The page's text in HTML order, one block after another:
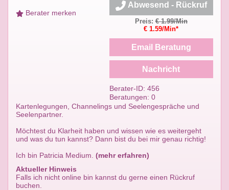
Berater merken
Kartenlegungen, Channelings und Seelengespräche und
Seelenpartner.
Möchtest du Klarheit haben und wissen wie es weitergeht
und was du tun kannst? Dann bist du bei mir genau richtig!
Ich bin Patricia Medium. (mehr erfahren)
Aktueller Hinweis
Falls ich nicht online bin kannst du gerne einen Rückruf
buchen.
Abwesend - Rückruf
Preis:€ 1.99/Min
€ 1.59/Min*
Email Beratung
Nachricht
Berater-ID: 456
Beratungen: 0